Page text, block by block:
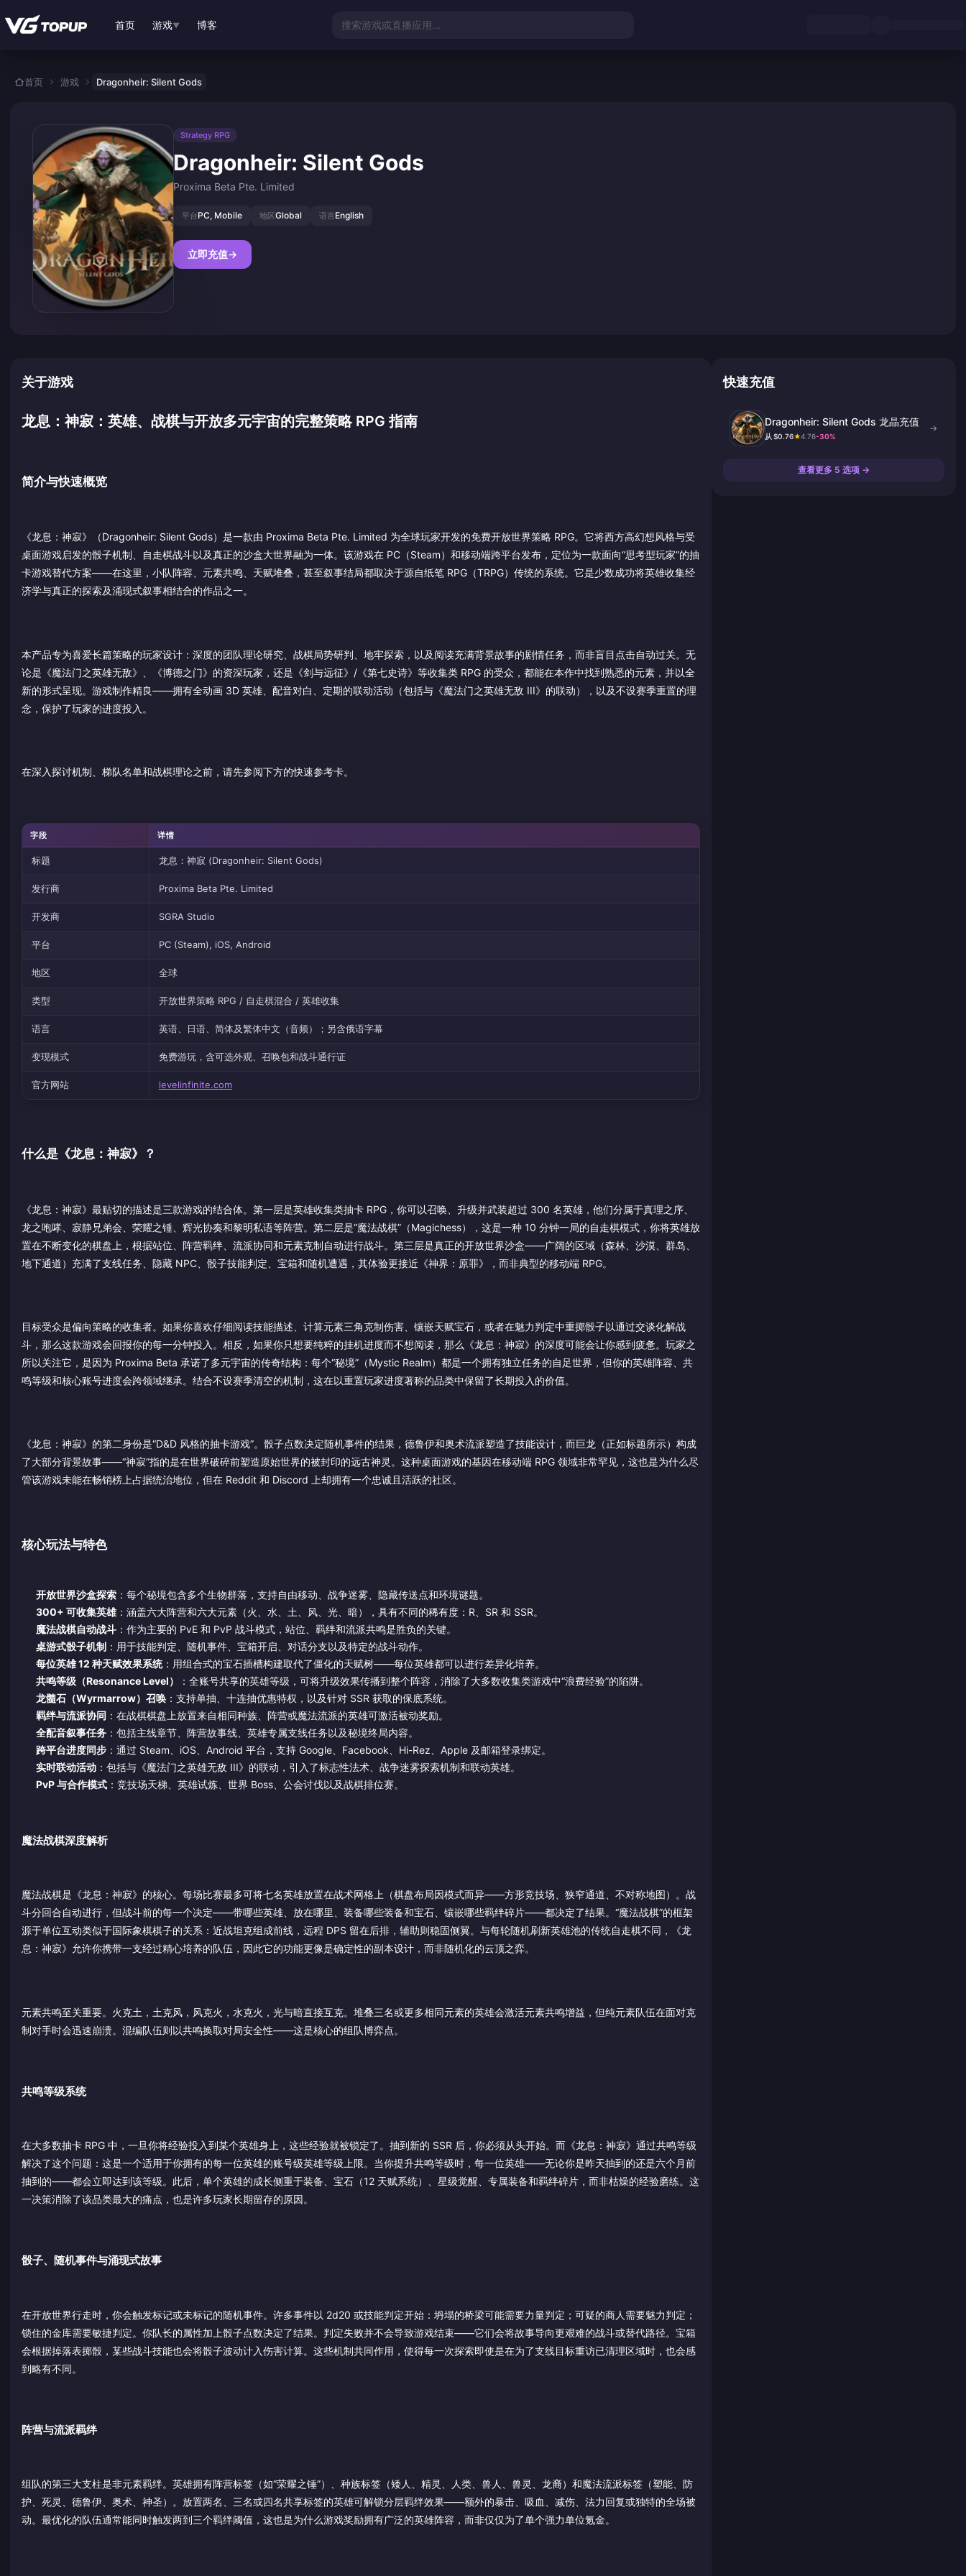
首页 游戏▼ 博客 搜索游戏或直播应用...
首页 游戏 Dragonheir: Silent Gods
Strategy RPG
Dragonheir: Silent Gods
Proxima Beta Pte. Limited
平台PC, Mobile 地区Global 语言English
立即充值→
关于游戏
龙息：神寂：英雄、战棋与开放多元宇宙的完整策略 RPG 指南
简介与快速概览
《龙息：神寂》（Dragonheir: Silent Gods）是一款由 Proxima Beta Pte. Limited 为全球玩家开发的免费开放世界策略 RPG。它将西方高幻想风格与受
桌面游戏启发的骰子机制、自走棋战斗以及真正的沙盒大世界融为一体。该游戏在 PC（Steam）和移动端跨平台发布，定位为一款面向“思考型玩家”的抽
卡游戏替代方案——在这里，小队阵容、元素共鸣、天赋堆叠，甚至叙事结局都取决于源自纸笔 RPG（TRPG）传统的系统。它是少数成功将英雄收集经
济学与真正的探索及涌现式叙事相结合的作品之一。
本产品专为喜爱长篇策略的玩家设计：深度的团队理论研究、战棋局势研判、地牢探索，以及阅读充满背景故事的剧情任务，而非盲目点击自动过关。无
论是《魔法门之英雄无敌》、《博德之门》的资深玩家，还是《剑与远征》/《第七史诗》等收集类 RPG 的受众，都能在本作中找到熟悉的元素，并以全
新的形式呈现。游戏制作精良——拥有全动画 3D 英雄、配音对白、定期的联动活动（包括与《魔法门之英雄无敌 III》的联动），以及不设赛季重置的理
念，保护了玩家的进度投入。
在深入探讨机制、梯队名单和战棋理论之前，请先参阅下方的快速参考卡。
字段 详情
标题 龙息：神寂 (Dragonheir: Silent Gods)
发行商 Proxima Beta Pte. Limited
开发商 SGRA Studio
平台 PC (Steam), iOS, Android
地区 全球
类型 开放世界策略 RPG / 自走棋混合 / 英雄收集
语言 英语、日语、简体及繁体中文（音频）；另含俄语字幕
变现模式 免费游玩，含可选外观、召唤包和战斗通行证
官方网站 levelinfinite.com
什么是《龙息：神寂》？
《龙息：神寂》最贴切的描述是三款游戏的结合体。第一层是英雄收集类抽卡 RPG，你可以召唤、升级并武装超过 300 名英雄，他们分属于真理之序、
龙之咆哮、寂静兄弟会、荣耀之锤、辉光协奏和黎明私语等阵营。第二层是“魔法战棋”（Magichess），这是一种 10 分钟一局的自走棋模式，你将英雄放
置在不断变化的棋盘上，根据站位、阵营羁绊、流派协同和元素克制自动进行战斗。第三层是真正的开放世界沙盒——广阔的区域（森林、沙漠、群岛、
地下通道）充满了支线任务、隐藏 NPC、骰子技能判定、宝箱和随机遭遇，其体验更接近《神界：原罪》，而非典型的移动端 RPG。
目标受众是偏向策略的收集者。如果你喜欢仔细阅读技能描述、计算元素三角克制伤害、镶嵌天赋宝石，或者在魅力判定中重掷骰子以通过交谈化解战
斗，那么这款游戏会回报你的每一分钟投入。相反，如果你只想要纯粹的挂机进度而不想阅读，那么《龙息：神寂》的深度可能会让你感到疲惫。玩家之
所以关注它，是因为 Proxima Beta 承诺了多元宇宙的传奇结构：每个“秘境”（Mystic Realm）都是一个拥有独立任务的自足世界，但你的英雄阵容、共
鸣等级和核心账号进度会跨领域继承。结合不设赛季清空的机制，这在以重置玩家进度著称的品类中保留了长期投入的价值。
《龙息：神寂》的第二身份是“D&D 风格的抽卡游戏”。骰子点数决定随机事件的结果，德鲁伊和奥术流派塑造了技能设计，而巨龙（正如标题所示）构成
了大部分背景故事——“神寂”指的是在世界破碎前塑造原始世界的被封印的远古神灵。这种桌面游戏的基因在移动端 RPG 领域非常罕见，这也是为什么尽
管该游戏未能在畅销榜上占据统治地位，但在 Reddit 和 Discord 上却拥有一个忠诚且活跃的社区。
核心玩法与特色
开放世界沙盒探索：每个秘境包含多个生物群落，支持自由移动、战争迷雾、隐藏传送点和环境谜题。
300+ 可收集英雄：涵盖六大阵营和六大元素（火、水、土、风、光、暗），具有不同的稀有度：R、SR 和 SSR。
魔法战棋自动战斗：作为主要的 PvE 和 PvP 战斗模式，站位、羁绊和流派共鸣是胜负的关键。
桌游式骰子机制：用于技能判定、随机事件、宝箱开启、对话分支以及特定的战斗动作。
每位英雄 12 种天赋效果系统：用组合式的宝石插槽构建取代了僵化的天赋树——每位英雄都可以进行差异化培养。
共鸣等级（Resonance Level）
：全账号共享的英雄等级，可将升级效果传播到整个阵容，消除了大多数收集类游戏中“浪费经验”的陷阱。
龙髓石（Wyrmarrow）召唤：支持单抽、十连抽优惠特权，以及针对 SSR 获取的保底系统。
羁绊与流派协同 ：在战棋棋盘上放置来自相同种族、阵营或魔法流派的英雄可激活被动奖励。
全配音叙事任务：包括主线章节、阵营故事线、英雄专属支线任务以及秘境终局内容。
跨平台进度同步：通过 Steam、iOS、Android 平台，支持 Google、Facebook、Hi-Rez、Apple 及邮箱登录绑定。
实时联动活动：包括与《魔法门之英雄无敌 III》的联动，引入了标志性法术、战争迷雾探索机制和联动英雄。
PvP 与合作模式：竞技场天梯、英雄试炼、世界 Boss、公会讨伐以及战棋排位赛。
魔法战棋深度解析
魔法战棋是《龙息：神寂》的核心。每场比赛最多可将七名英雄放置在战术网格上（棋盘布局因模式而异——方形竞技场、狭窄通道、不对称地图）。战
斗分回合自动进行，但战斗前的每一个决定——带哪些英雄、放在哪里、装备哪些装备和宝石、镶嵌哪些羁绊碎片——都决定了结果。“魔法战棋”的框架
源于单位互动类似于国际象棋棋子的关系：近战坦克组成前线，远程 DPS 留在后排，辅助则稳固侧翼。与每轮随机刷新英雄池的传统自走棋不同，《龙
息：神寂》允许你携带一支经过精心培养的队伍，因此它的功能更像是确定性的副本设计，而非随机化的云顶之弈。
元素共鸣至关重要。火克土，土克风，风克火，水克火，光与暗直接互克。堆叠三名或更多相同元素的英雄会激活元素共鸣增益，但纯元素队伍在面对克
制对手时会迅速崩溃。混编队伍则以共鸣换取对局安全性——这是核心的组队博弈点。
共鸣等级系统
在大多数抽卡 RPG 中，一旦你将经验投入到某个英雄身上，这些经验就被锁定了。抽到新的 SSR 后，你必须从头开始。而《龙息：神寂》通过共鸣等级
解决了这个问题：这是一个适用于你拥有的每一位英雄的账号级英雄等级上限。当你提升共鸣等级时，每一位英雄——无论你是昨天抽到的还是六个月前
抽到的——都会立即达到该等级。此后，单个英雄的成长侧重于装备、宝石（12 天赋系统）、星级觉醒、专属装备和羁绊碎片，而非枯燥的经验磨练。这
一决策消除了该品类最大的痛点，也是许多玩家长期留存的原因。
骰子、随机事件与涌现式故事
在开放世界行走时，你会触发标记或未标记的随机事件。许多事件以 2d20 或技能判定开始：坍塌的桥梁可能需要力量判定；可疑的商人需要魅力判定；
锁住的金库需要敏捷判定。你队长的属性加上骰子点数决定了结果。判定失败并不会导致游戏结束——它们会将故事导向更艰难的战斗或替代路径。宝箱
会根据掉落表掷骰，某些战斗技能也会将骰子波动计入伤害计算。这些机制共同作用，使得每一次探索即使是在为了支线目标重访已清理区域时，也会感
到略有不同。
阵营与流派羁绊
组队的第三大支柱是非元素羁绊。英雄拥有阵营标签（如“荣耀之锤”）、种族标签（矮人、精灵、人类、兽人、兽灵、龙裔）和魔法流派标签（塑能、防
护、死灵、德鲁伊、奥术、神圣）。放置两名、三名或四名共享标签的英雄可解锁分层羁绊效果——额外的暴击、吸血、减伤、法力回复或独特的全场被
动。最优化的队伍通常能同时触发两到三个羁绊阈值，这也是为什么游戏奖励拥有广泛的英雄阵容，而非仅仅为了单个强力单位氪金。
快速充值
Dragonheir: Silent Gods 龙晶充值
从 $0.76★4.76-30%
→
查看更多 5 选项 →